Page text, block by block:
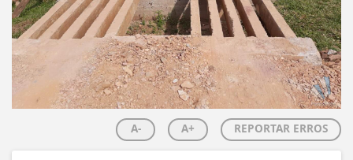
A- A+ REPORTAR ERROS